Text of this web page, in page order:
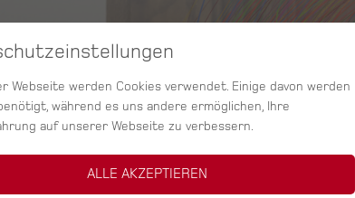
SERVICES AGENTUR
Webseite werden Cookies verwendet. Einige davon werden
während es uns andere ermöglichen, Ihre
auf unserer Webseite zu verbessern.
ALLE AKZEPTIEREN